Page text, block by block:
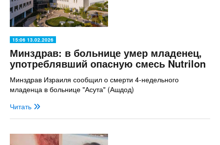
15:06 13.02.2026
Минздрав: в больнице умер младенец,
употреблявший опасную смесь Nutrilon
Минздрав Израиля сообщил о смерти 4-недельного
младенца в больнице "Асута" (Ашдод)
Читать